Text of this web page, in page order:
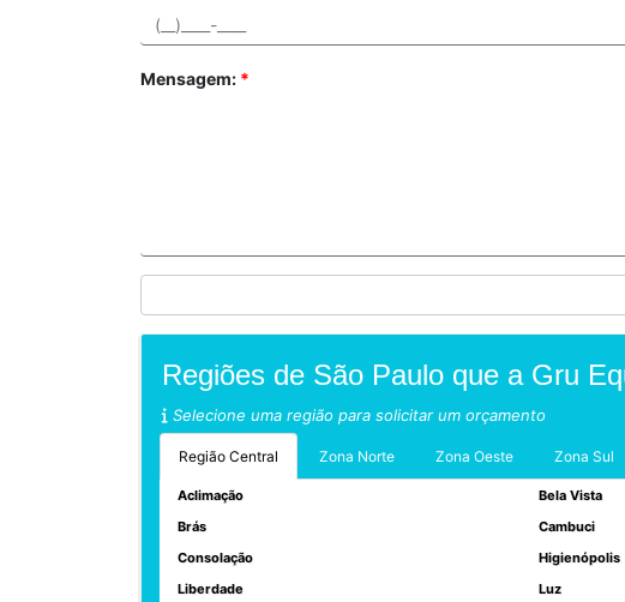
Mensagem: *
Regiões de São Paulo que a Gru
Selecione uma região para solicitar um orçamento
Região Central Zona Norte Zona Oeste Zona Sul
Aclimação Bela Vista
Brás
Cambuci
Consolação
Higienópolis
Liberdade
Luz